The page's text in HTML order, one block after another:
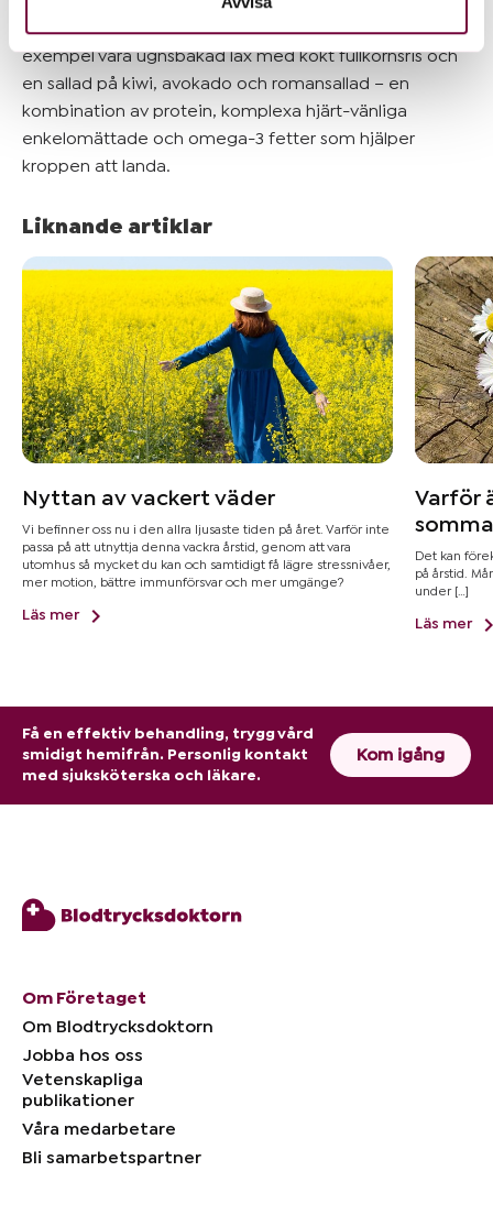
En bra kvällsmåltid som stödjer sömnkvaliteten kan till
exempel vara ugnsbakad lax med kokt fullkornsris och
en sallad på kiwi, avokado och romansallad – en
kombination av protein, komplexa hjärt-vänliga
enkelomättade och omega-3 fetter som hjälper
kroppen att landa.
Liknande artiklar
Nyttan av vackert väder
Vi befinner oss nu i den allra ljusaste tiden på året. Varför inte
passa på att utnyttja denna vackra årstid, genom att vara
utomhus så mycket du kan och samtidigt få lägre stressnivåer,
mer motion, bättre immunförsvar och mer umgänge?
Läs mer
Varför
Det kan
på årstid.
under […]
Läs mer
Få en effektiv behandling, trygg vård
smidigt hemifrån. Personlig kontakt
med sjuksköterska och läkare.
Kom igång
Om Företaget
Om Blodtrycksdoktorn
Jobba hos oss
Vetenskapliga
publikationer
Våra medarbetare
Bli samarbetspartner